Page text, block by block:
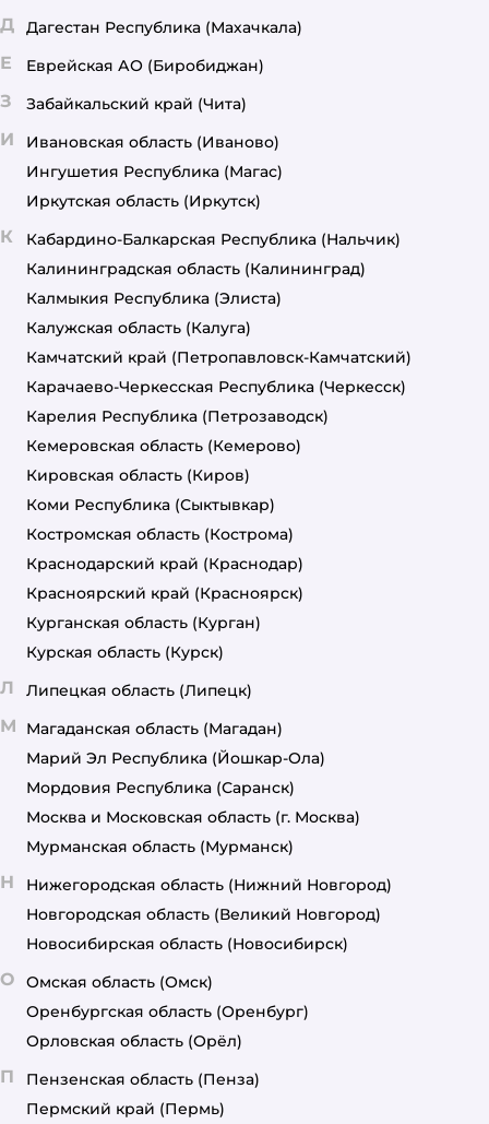
Д Дагестан Республика (Махачкала)
Е Еврейская АО (Биробиджан)
З Забайкальский край (Чита)
И Ивановская область (Иваново)
Ингушетия Республика (Магас)
Иркутская область (Иркутск)
К Кабардино-Балкарская Республика (Нальчик)
Калининградская область (Калининград)
Калмыкия Республика (Элиста)
Калужская область (Калуга)
Камчатский край (Петропавловск-Камчатский)
Карачаево-Черкесская Республика (Черкесск)
Карелия Республика (Петрозаводск)
Кемеровская область (Кемерово)
Кировская область (Киров)
Коми Республика (Сыктывкар)
Костромская область (Кострома)
Краснодарский край (Краснодар)
Красноярский край (Красноярск)
Курганская область (Курган)
Курская область (Курск)
Л Липецкая область (Липецк)
М Магаданская область (Магадан)
Марий Эл Республика (Йошкар-Ола)
Мордовия Республика (Саранск)
Москва и Московская область (г. Москва)
Мурманская область (Мурманск)
Н Нижегородская область (Нижний Новгород)
Новгородская область (Великий Новгород)
Новосибирская область (Новосибирск)
О Омская область (Омск)
Оренбургская область (Оренбург)
Орловская область (Орёл)
П Пензенская область (Пенза)
Пермский край (Пермь)